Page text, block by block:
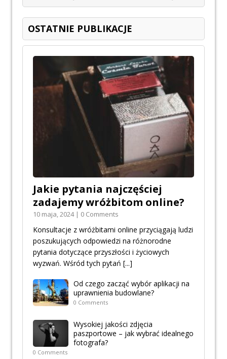
OSTATNIE PUBLIKACJE
Jakie pytania najczęściej
zadajemy wróżbitom online?
10 maja, 2024 | 0 Comments
Konsultacje z wróżbitami online przyciągają ludzi
poszukujących odpowiedzi na różnorodne
pytania dotyczące przyszłości i życiowych
wyzwań. Wśród tych pytań [...]
Od czego zacząć wybór aplikacji na
uprawnienia budowlane?
0 Comments
Wysokiej jakości zdjęcia
paszportowe – jak wybrać idealnego
fotografa?
0 Comments